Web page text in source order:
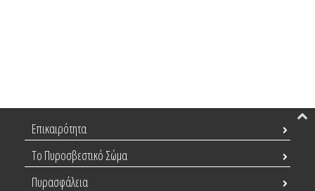
Επικαιρότητα
Το Πυροσβεστικό Σώμα
Πυρασφάλεια